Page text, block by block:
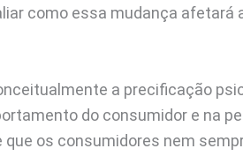
como essa mudança
a precificação
do consumidor e na
os consumidores nem